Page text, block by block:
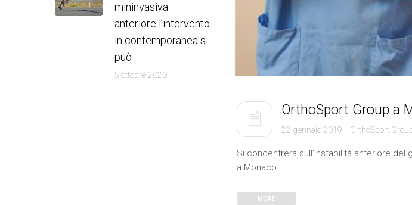
OrthoSport Group a
22 gennaio 2019 OrthoSport
Si concentrerà sull’instabilità anteriore
a Monaco
MORE
mininvasiva
anteriore l’intervento
in contemporanea si
può
5 ottobre 2020